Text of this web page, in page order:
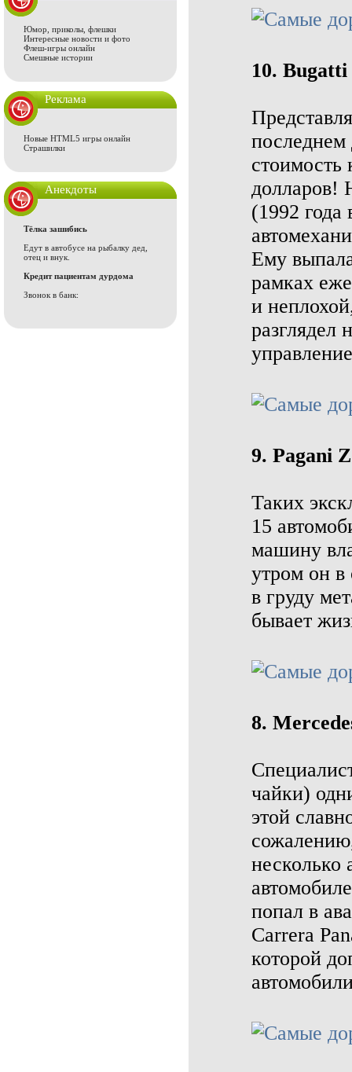
Юмор, приколы, флешки
Интересные новости и фото
Флеш-игры онлайн
Смешные истории
Реклама
Новые HTML5 игры онлайн
Страшилки
Анекдоты
Тёлка зашибись
Едут в автобусе на рыбалку дед,
отец и внук.
Кредит пациентам дурдома
Звонок в банк:
10. Bugatti
последнем
стоимость
долларов!
(1992 года
Ему
рамках
и
разглядел
9. Pagani
Таких
15
машину
утром он в
в груду
бывает
8.
чайки)
этой
несколько
попал в
Carrera
которой